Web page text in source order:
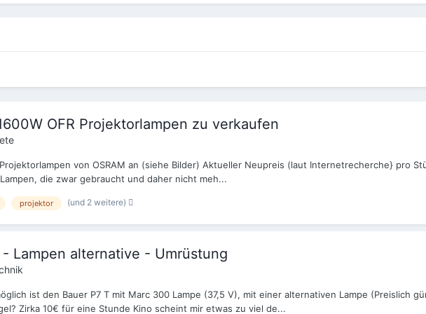
OFR Projektorlampen zu verkaufen
von OSRAM an (siehe Bilder) Aktueller Neupreis (laut Internetrecherche} pro
die zwar gebraucht und daher nicht meh...
projektor (und 2 weitere)
Lampen alternative - Umrüstung
ist den Bauer P7 T mit Marc 300 Lampe (37,5 V), mit einer alternativen Lampe (Preislich
Zirka 10€ für eine Stunde Kino scheint mir etwas zu viel de...